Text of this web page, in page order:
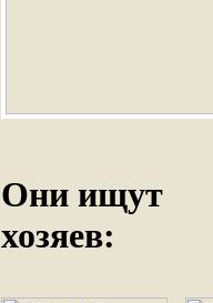
Они ищут
хозяев: